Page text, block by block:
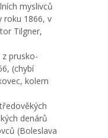
myslivců
roku 1866, v
Tilgner,
prusko-
(chybí
kolem
denárů
(Boleslava